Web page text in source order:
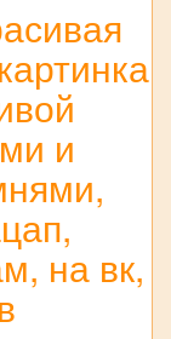
и
на вк,